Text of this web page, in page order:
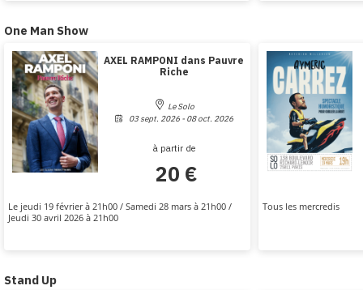
One Man Show
AXEL RAMPONI dans Pauvre
Riche
Le Solo
03 sept. 2026 - 08 oct. 2026
à partir de
20 €
Le jeudi 19 février à 21h00 / Samedi 28 mars à 21h00 /
Jeudi 30 avril 2026 à 21h00
Tous les mercredis
Stand Up